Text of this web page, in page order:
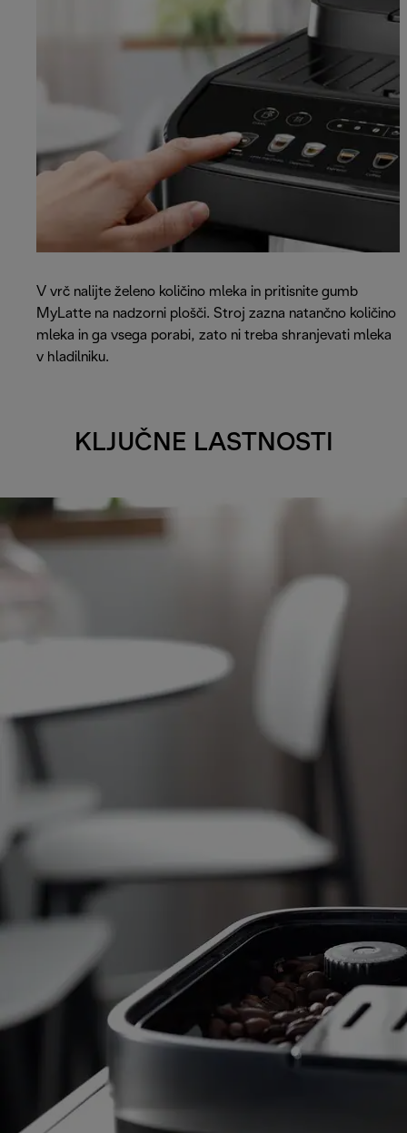
V vrč nalijte želeno količino mleka in pritisnite gumb
MyLatte na nadzorni plošči. Stroj zazna natančno količino
mleka in ga vsega porabi, zato ni treba shranjevati mleka
v hladilniku.
KLJUČNE LASTNOSTI